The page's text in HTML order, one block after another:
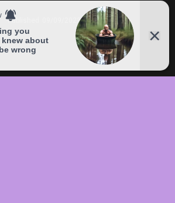
Published 09/09/2023